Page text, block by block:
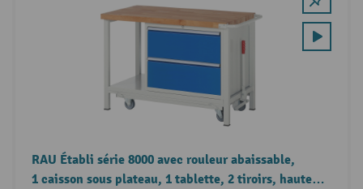
RAU Établi série 8000 avec rouleur abaissable,
1 caisson sous plateau, 1 tablette, 2 tiroirs, hauteur